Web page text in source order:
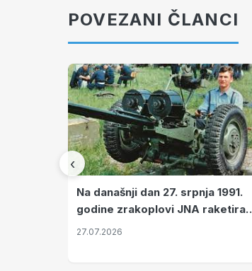
POVEZANI ČLANCI
‹
Na današnji dan 27. srpnja 1991.
godine zrakoplovi JNA raketirali
su vojarnu i obučni centar "Nikola
27.07.2026